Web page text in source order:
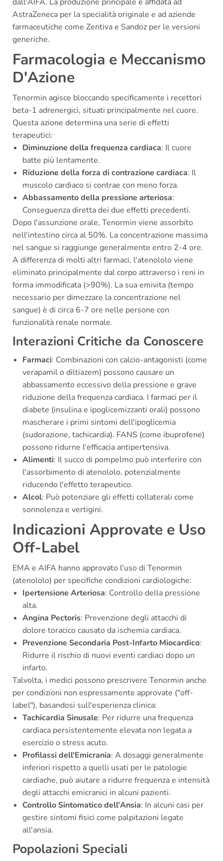
AstraZeneca per la specialità originale e ad aziende
farmaceutiche come Zentiva e Sandoz per le versioni
generiche.
Farmacologia e Meccanismo
D'Azione
Tenormin agisce bloccando specificamente i recettori
beta-1 adrenergici, situati principalmente nel cuore.
Questa azione determina una serie di effetti
terapeutici:
Diminuzione della frequenza cardiaca: Il cuore
batte più lentamente.
Riduzione della forza di contrazione cardiaca: Il
muscolo cardiaco si contrae con meno forza.
Abbassamento della pressione arteriosa:
Conseguenza diretta dei due effetti precedenti.
Dopo l'assunzione orale, Tenormin viene assorbito
nell'intestino circa al 50%. La concentrazione massima
nel sangue si raggiunge generalmente entro 2-4 ore.
A differenza di molti altri farmaci, l'atenololo viene
eliminato principalmente dal corpo attraverso i reni in
forma immodificata (>90%). La sua emivita (tempo
necessario per dimezzare la concentrazione nel
sangue) è di circa 6-7 ore nelle persone con
funzionalità renale normale.
Interazioni Critiche da Conoscere
Farmaci: Combinazioni con calcio-antagonisti (come
verapamil o diltiazem) possono causare un
abbassamento eccessivo della pressione e grave
riduzione della frequenza cardiaca. I farmaci per il
diabete (insulina e ipoglicemizzanti orali) possono
mascherare i primi sintomi dell'ipoglicemia
(sudorazione, tachicardia). FANS (come ibuprofene)
possono ridurne l'efficacia antipertensiva.
Alimenti: Il succo di pompelmo può interferire con
l'assorbimento di atenololo, potenzialmente
riducendo l'effetto terapeutico.
Alcol: Può potenziare gli effetti collaterali come
sonnolenza e vertigini.
Indicazioni Approvate e Uso
Off-Label
EMA e AIFA hanno approvato l'uso di Tenormin
(atenololo) per specifiche condizioni cardiologiche:
Ipertensione Arteriosa: Controllo della pressione
alta.
Angina Pectoris: Prevenzione degli attacchi di
dolore toracico causato da ischemia cardiaca.
Prevenzione Secondaria Post-Infarto Miocardico:
Ridurre il rischio di nuovi eventi cardiaci dopo un
infarto.
Talvolta, i medici possono prescrivere Tenormin anche
per condizioni non espressamente approvate ("off-
label"), basandosi sull'esperienza clinica:
Tachicardia Sinusale: Per ridurre una frequenza
cardiaca persistentemente elevata non legata a
esercizio o stress acuto.
Profilassi dell'Emicrania: A dosaggi generalmente
inferiori rispetto a quelli usati per le patologie
cardiache, può aiutare a ridurre frequenza e intensità
degli attacchi emicranici in alcuni pazienti.
Controllo Sintomatico dell'Ansia: In alcuni casi per
gestire sintomi fisici come palpitazioni legate
all'ansia.
Popolazioni Speciali